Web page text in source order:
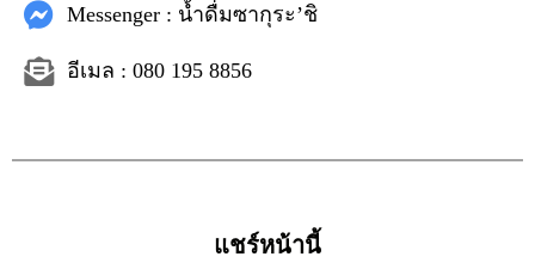
Messenger : น้ำดื่มซากุระ’ชิ
อีเมล : 080 195 8856
แชร์หน้านี้